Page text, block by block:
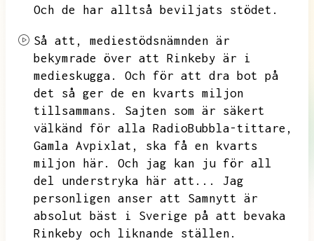
Och de har alltså beviljats stödet.
Så att,
mediestödsnämnden är
bekymrade över att Rinkeby är i
medieskugga.
Och för att dra bot på
det så ger de en kvarts miljon
tillsammans.
Sajten som är säkert
välkänd för alla RadioBubbla-tittare,
Gamla Avpixlat,
ska få en kvarts
miljon här.
Och jag kan ju för all
del understryka här att...
Jag
personligen anser att Samnytt är
absolut bäst i Sverige på att bevaka
Rinkeby och liknande ställen.